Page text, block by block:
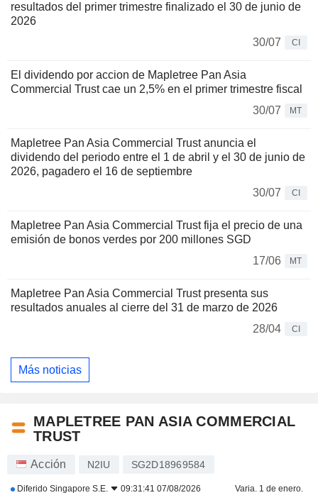
resultados del primer trimestre finalizado el 30 de junio de
2026
30/07
CI
El dividendo por accion de Mapletree Pan Asia
Commercial Trust cae un 2,5% en el primer trimestre fiscal
30/07
MT
Mapletree Pan Asia Commercial Trust anuncia el
dividendo del periodo entre el 1 de abril y el 30 de junio de
2026, pagadero el 16 de septiembre
30/07
CI
Mapletree Pan Asia Commercial Trust fija el precio de una
emisión de bonos verdes por 200 millones SGD
17/06
MT
Mapletree Pan Asia Commercial Trust presenta sus
resultados anuales al cierre del 31 de marzo de 2026
28/04
CI
Más noticias
MAPLETREE PAN ASIA COMMERCIAL
TRUST
Acción N2IU SG2D18969584
Diferido Singapore S.E. 09:31:41 07/08/2026 Varia. 1 de enero.